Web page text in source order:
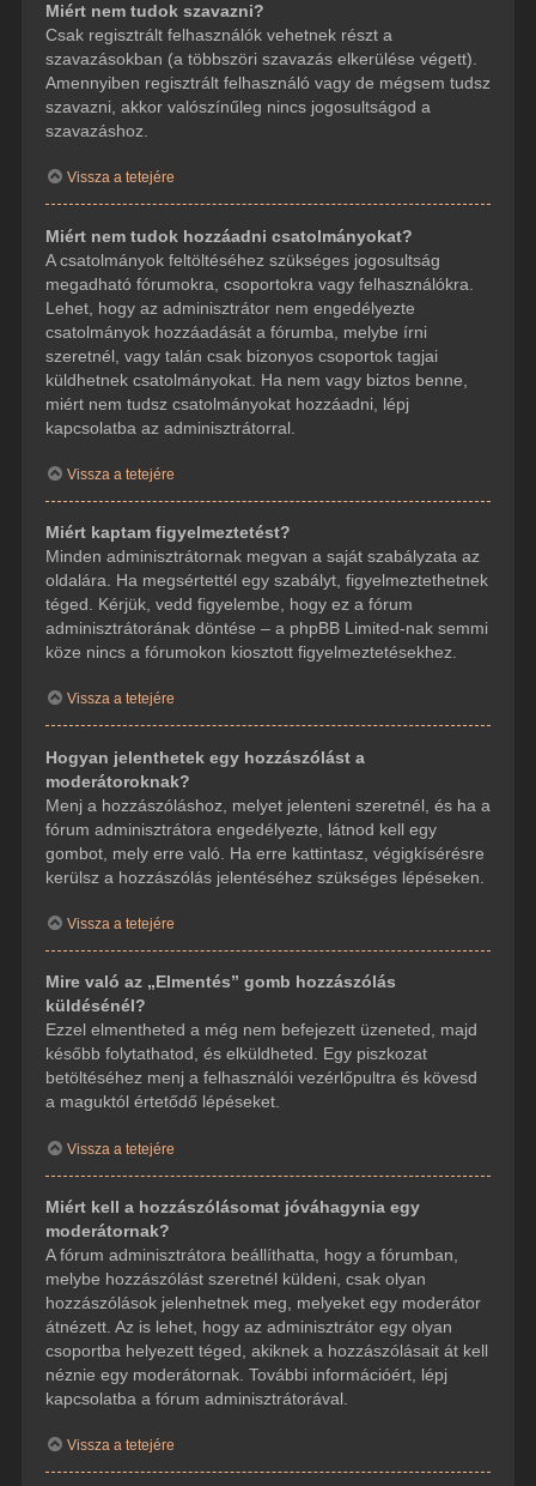
Miért nem tudok szavazni?
Csak regisztrált felhasználók vehetnek részt a
szavazásokban (a többszöri szavazás elkerülése végett).
Amennyiben regisztrált felhasználó vagy de mégsem tudsz
szavazni, akkor valószínűleg nincs jogosultságod a
szavazáshoz.
Vissza a tetejére
Miért nem tudok hozzáadni csatolmányokat?
A csatolmányok feltöltéséhez szükséges jogosultság
megadható fórumokra, csoportokra vagy felhasználókra.
Lehet, hogy az adminisztrátor nem engedélyezte
csatolmányok hozzáadását a fórumba, melybe írni
szeretnél, vagy talán csak bizonyos csoportok tagjai
küldhetnek csatolmányokat. Ha nem vagy biztos benne,
miért nem tudsz csatolmányokat hozzáadni, lépj
kapcsolatba az adminisztrátorral.
Vissza a tetejére
Miért kaptam figyelmeztetést?
Minden adminisztrátornak megvan a saját szabályzata az
oldalára. Ha megsértettél egy szabályt, figyelmeztethetnek
téged. Kérjük, vedd figyelembe, hogy ez a fórum
adminisztrátorának döntése – a phpBB Limited-nak semmi
köze nincs a fórumokon kiosztott figyelmeztetésekhez.
Vissza a tetejére
Hogyan jelenthetek egy hozzászólást a
moderátoroknak?
Menj a hozzászóláshoz, melyet jelenteni szeretnél, és ha a
fórum adminisztrátora engedélyezte, látnod kell egy
gombot, mely erre való. Ha erre kattintasz, végigkísérésre
kerülsz a hozzászólás jelentéséhez szükséges lépéseken.
Vissza a tetejére
Mire való az „Elmentés” gomb hozzászólás
küldésénél?
Ezzel elmentheted a még nem befejezett üzeneted, majd
később folytathatod, és elküldheted. Egy piszkozat
betöltéséhez menj a felhasználói vezérlőpultra és kövesd
a maguktól értetődő lépéseket.
Vissza a tetejére
Miért kell a hozzászólásomat jóváhagynia egy
moderátornak?
A fórum adminisztrátora beállíthatta, hogy a fórumban,
melybe hozzászólást szeretnél küldeni, csak olyan
hozzászólások jelenhetnek meg, melyeket egy moderátor
átnézett. Az is lehet, hogy az adminisztrátor egy olyan
csoportba helyezett téged, akiknek a hozzászólásait át kell
néznie egy moderátornak. További információért, lépj
kapcsolatba a fórum adminisztrátorával.
Vissza a tetejére